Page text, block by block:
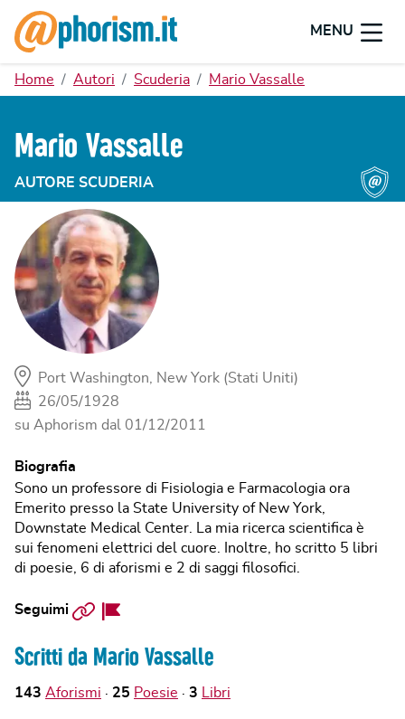
MENU
Home Autori Scuderia Mario Vassalle
Mario Vassalle
AUTORE SCUDERIA
Port Washington, New York (Stati Uniti)
26/05/1928
su Aphorism dal 01/12/2011
Biografia
Sono un professore di Fisiologia e Farmacologia ora
Emerito presso la State University of New York,
Downstate Medical Center. La mia ricerca scientifica è
sui fenomeni elettrici del cuore. Inoltre, ho scritto 5 libri
di poesie, 6 di aforismi e 2 di saggi filosofici.
Seguimi Sito
Facebook
Scritti da Mario Vassalle
143 Aforismi 25 Poesie 3 Libri